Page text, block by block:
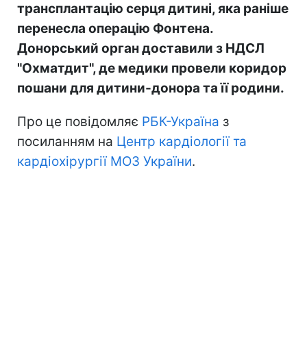
трансплантацію серця дитині, яка раніше
перенесла операцію Фонтена.
Донорський орган доставили з НДСЛ
"Охматдит", де медики провели коридор
пошани для дитини-донора та її родини.
Про це повідомляє РБК-Україна з
посиланням на Центр кардіології та
кардіохірургії МОЗ України.